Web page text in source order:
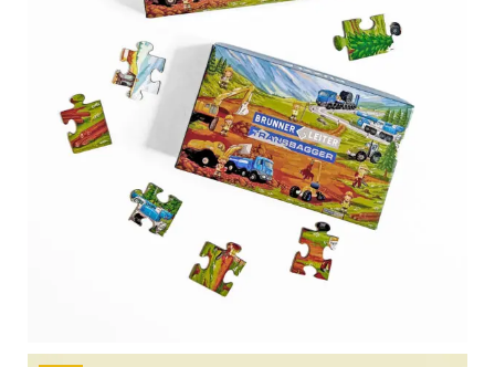
Piece by Piece